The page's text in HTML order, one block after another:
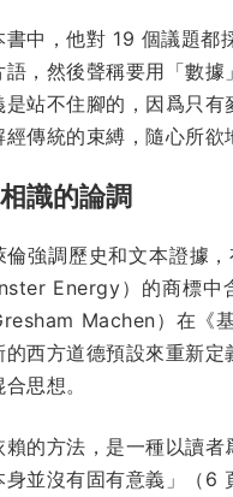
書中，他對 19 個議題都
語，然後聲稱要用「數
是站不住腳的，因爲只
經傳統的束縛，隨心所
識的論調
倫強調歷史和文本證據
Energy）的商標
Machen）在《
的西方道德預設來重新
思想。
賴的方法，是一種以讀
身並沒有固有意義」（6